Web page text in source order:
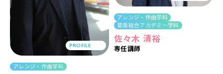
PROFILE
アレンジ・作曲学科
アレンジ・作曲学科
音楽総合アカデミー学科
佐々木 清裕
専任講師